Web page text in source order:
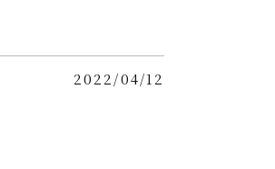
2022/04/12